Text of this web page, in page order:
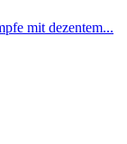
mit dezentem...